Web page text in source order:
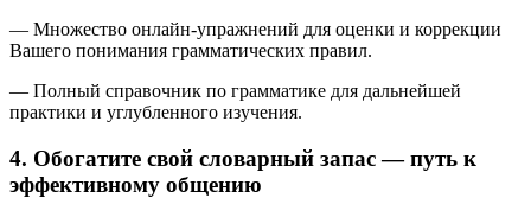
— Множество онлайн-упражнений для оценки и коррекции
Вашего понимания грамматических правил.
— Полный справочник по грамматике для дальнейшей
практики и углубленного изучения.
4. Обогатите свой словарный запас — путь к
эффективному общению